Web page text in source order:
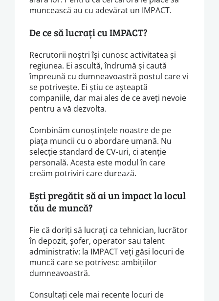
muncească au cu adevărat un IMPACT.
De ce să lucrați cu IMPACT?
Recrutorii noștri își cunosc activitatea și
regiunea. Ei ascultă, îndrumă și caută
împreună cu dumneavoastră postul care vi
se potrivește. Ei știu ce așteaptă
companiile, dar mai ales de ce aveți nevoie
pentru a vă dezvolta.
Combinăm cunoștințele noastre de pe
piața muncii cu o abordare umană. Nu
selecție standard de CV-uri, ci atenție
personală. Acesta este modul în care
creăm potriviri care durează.
Ești pregătit să ai un impact la locul
tău de muncă?
Fie că doriți să lucrați ca tehnician, lucrător
în depozit, șofer, operator sau talent
administrativ: la IMPACT veți găsi locuri de
muncă care se potrivesc ambițiilor
dumneavoastră.
Consultați cele mai recente locuri de